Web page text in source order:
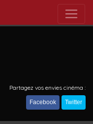
Partagez vos envies cinéma :
Facebook Twitter